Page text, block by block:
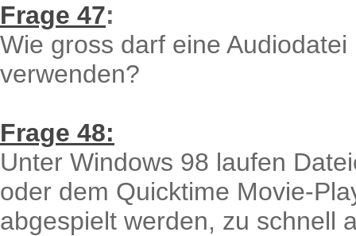
Frage 47:
Wie gross darf eine
verwenden?
Frage 48:
Unter Windows 98 laufen
oder dem Quicktime Movie-
abgespielt werden, zu schnell